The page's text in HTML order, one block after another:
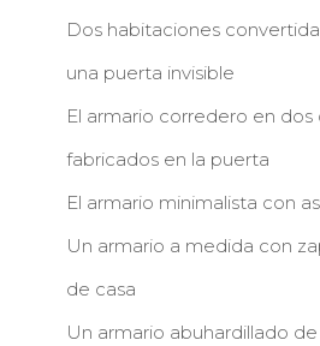
Dos habitaciones
una puerta invisible
El armario corredero en
fabricados en la puerta
El armario minimalista con
Un armario a medida con
de casa
Un armario abuhardillado